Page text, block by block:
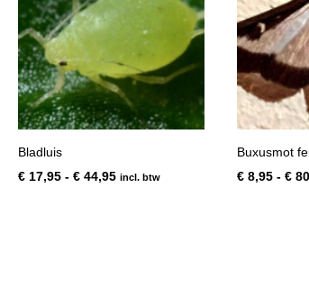
Bladluis
€ 17,95 - € 44,95Prijsklasse:
incl. btw
Buxusmot
€8,95 - €